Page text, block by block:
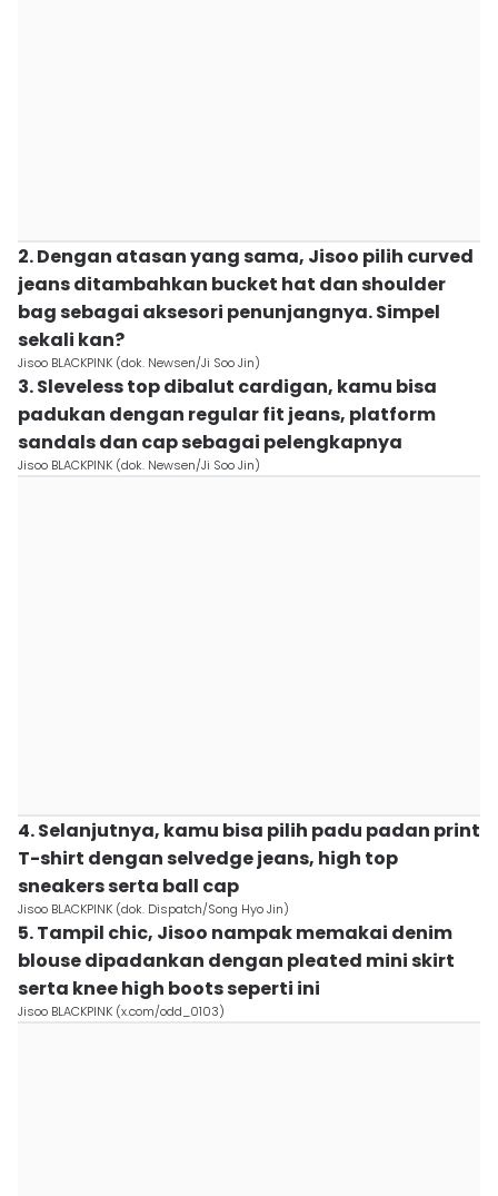
2. Dengan atasan yang sama, Jisoo pilih curved
jeans ditambahkan bucket hat dan shoulder
bag sebagai aksesori penunjangnya. Simpel
sekali kan?
Jisoo BLACKPINK (dok. Newsen/Ji Soo Jin)
3. Sleveless top dibalut cardigan, kamu bisa
padukan dengan regular fit jeans, platform
sandals dan cap sebagai pelengkapnya
Jisoo BLACKPINK (dok. Newsen/Ji Soo Jin)
4. Selanjutnya, kamu bisa pilih padu padan print
T-shirt dengan selvedge jeans, high top
sneakers serta ball cap
Jisoo BLACKPINK (dok. Dispatch/Song Hyo Jin)
5. Tampil chic, Jisoo nampak memakai denim
blouse dipadankan dengan pleated mini skirt
serta knee high boots seperti ini
Jisoo BLACKPINK (x.com/odd_0103)